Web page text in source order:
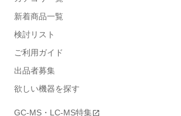
新着商品一覧
検討リスト
ご利用ガイド
出品者募集
欲しい機器を探す
GC-MS・LC-MS特集